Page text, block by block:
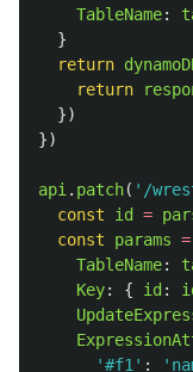
TableName:
}
return
return
})
})
api . patch( ' /
const
id =
const
params =
TableName:
Key: { id :
'#f1 ' : '